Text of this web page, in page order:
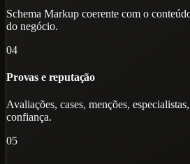
Schema Markup coerente com o
do negócio.
04
Provas e reputação
Avaliações, cases, menções,
confiança.
05